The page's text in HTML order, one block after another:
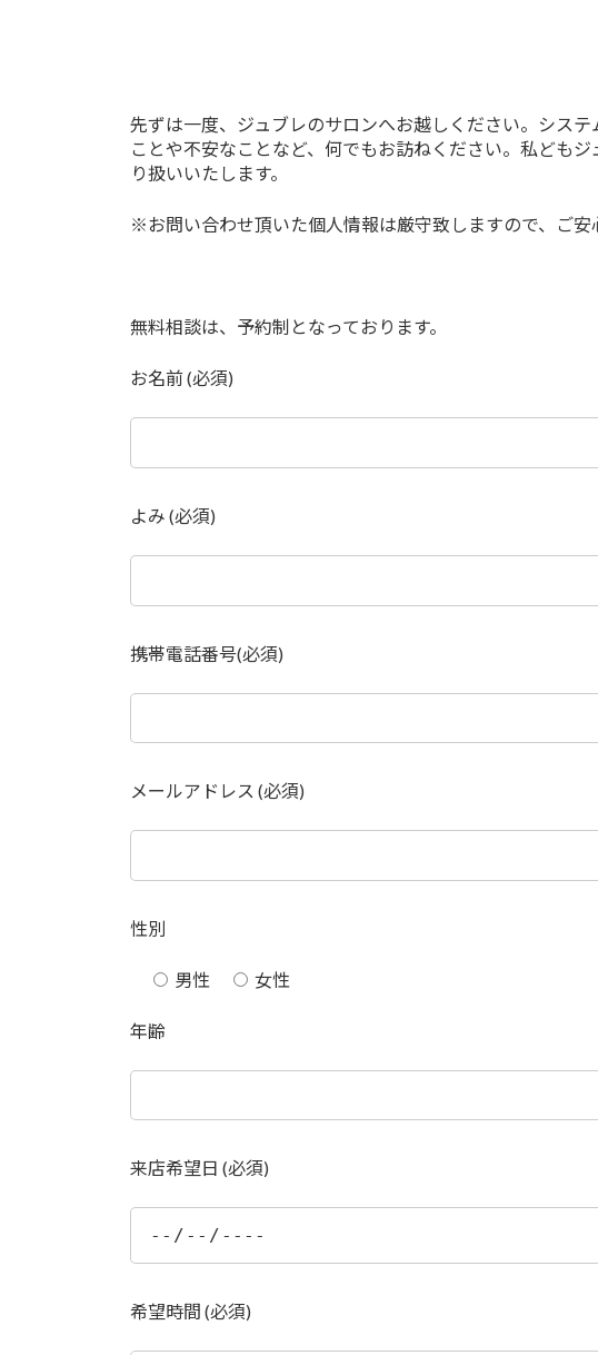
先ずは一度、ジュブレのサロンへお越しください。シス
ことや不安なことなど、何でもお訪ねください。私どもジ
り扱いいたします。
※お問い合わせ頂いた個人情報は厳守致しますので、ご安
無料相談は、予約制となっております。
お名前 (必須)
よみ (必須)
携帯電話番号(必須)
メールアドレス (必須)
性別
男性 女性
年齢
来店希望日 (必須)
希望時間 (必須)